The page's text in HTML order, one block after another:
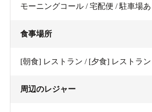
モーニングコール / 宅配便 / 駐車場あ
食事場所
[朝食] レストラン / [夕食] レストラ
周辺のレジャー